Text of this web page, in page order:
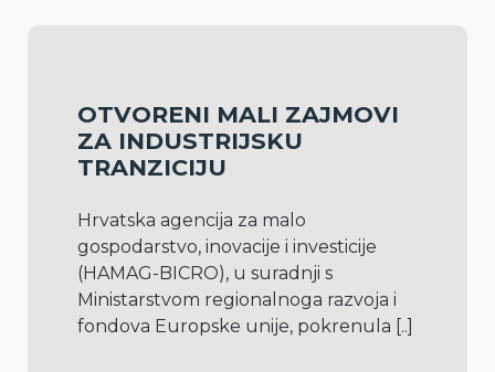
OTVORENI MALI ZAJMOVI
ZA INDUSTRIJSKU
TRANZICIJU
Hrvatska agencija za malo
gospodarstvo, inovacije i investicije
(HAMAG-BICRO), u suradnji s
Ministarstvom regionalnoga razvoja i
fondova Europske unije, pokrenula [..]